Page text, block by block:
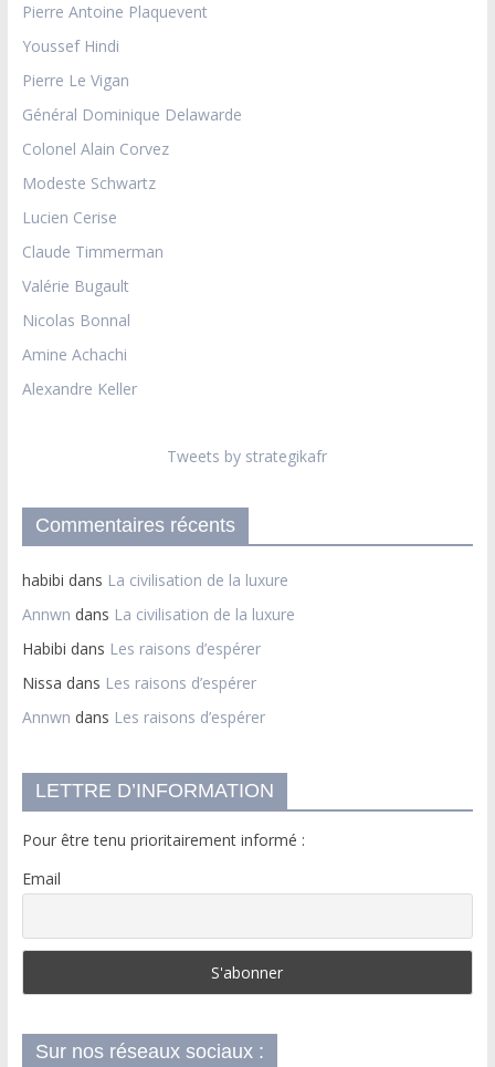
Pierre Antoine Plaquevent
Youssef Hindi
Pierre Le Vigan
Général Dominique Delawarde
Colonel Alain Corvez
Modeste Schwartz
Lucien Cerise
Claude Timmerman
Valérie Bugault
Nicolas Bonnal
Amine Achachi
Alexandre Keller
Tweets by strategikafr
Commentaires récents
habibi dans La civilisation de la luxure
Annwn dans La civilisation de la luxure
Habibi dans Les raisons d’espérer
Nissa dans Les raisons d’espérer
Annwn dans Les raisons d’espérer
LETTRE D’INFORMATION
Pour être tenu prioritairement informé :
Email
Sur nos réseaux sociaux :